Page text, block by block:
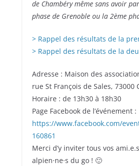
de Chambéry même sans avoir
phase de Grenoble ou la 2ème
> Rappel des résultats de la
> Rappel des résultats de la
Adresse : Maison des
rue St François de Sales, 73000
Horaire : de 13h30 à 18h30
Page Facebook de l’événement :
https://www.facebook.com/
160861
Merci d’y inviter tous vos
alpien·ne·s du go ! 🙂